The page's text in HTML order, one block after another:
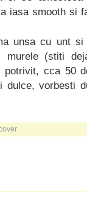
iasa smooth si
unsa cu unt
murele (stiti
cca 50
dulce, vorbesti